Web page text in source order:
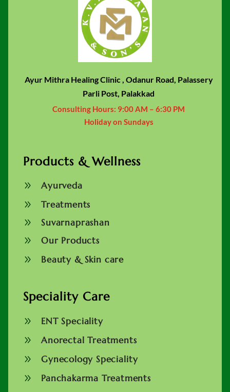
Ayur Mithra Healing Clinic , Odanur Road, Palassery
Parli Post, Palakkad
Consulting Hours: 9:00 AM – 6:30 PM
Holiday on Sundays
Products & Wellness
9 Ayurveda
9 Treatments
9 Suvarnaprashan
9 Our Products
9 Beauty & Skin care
Speciality Care
9 ENT Speciality
9 Anorectal Treatments
9 Gynecology Speciality
9 Panchakarma Treatments